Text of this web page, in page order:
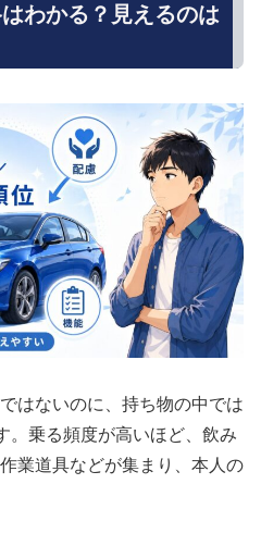
わかる？見えるのは
はないのに、持ち物の中では
。乗る頻度が高いほど、飲み
業道具などが集まり、本人の